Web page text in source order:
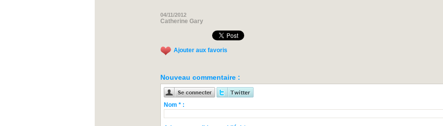
04/11/2012
Catherine Gary
Ajouter aux favoris
Nouveau commentaire :
Nom * :